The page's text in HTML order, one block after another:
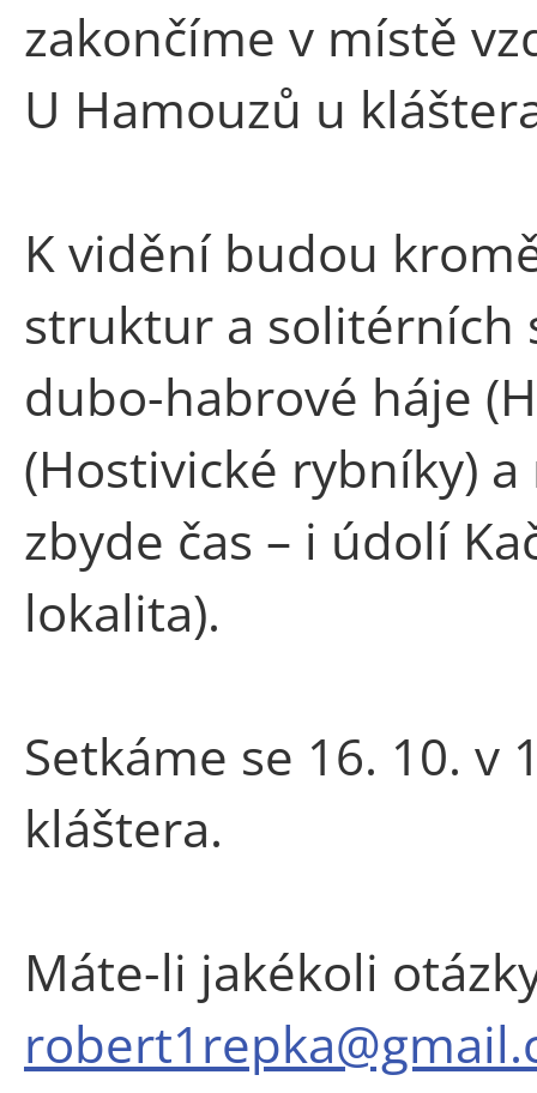
zakončíme v místě
U Hamouzů u
K vidění budou
struktur a
dubo-habrové háje
(Hostivické rybníky)
zbyde čas – i údolí
lokalita).
Setkáme se 16. 10. v
kláštera.
Máte-li jakékoli